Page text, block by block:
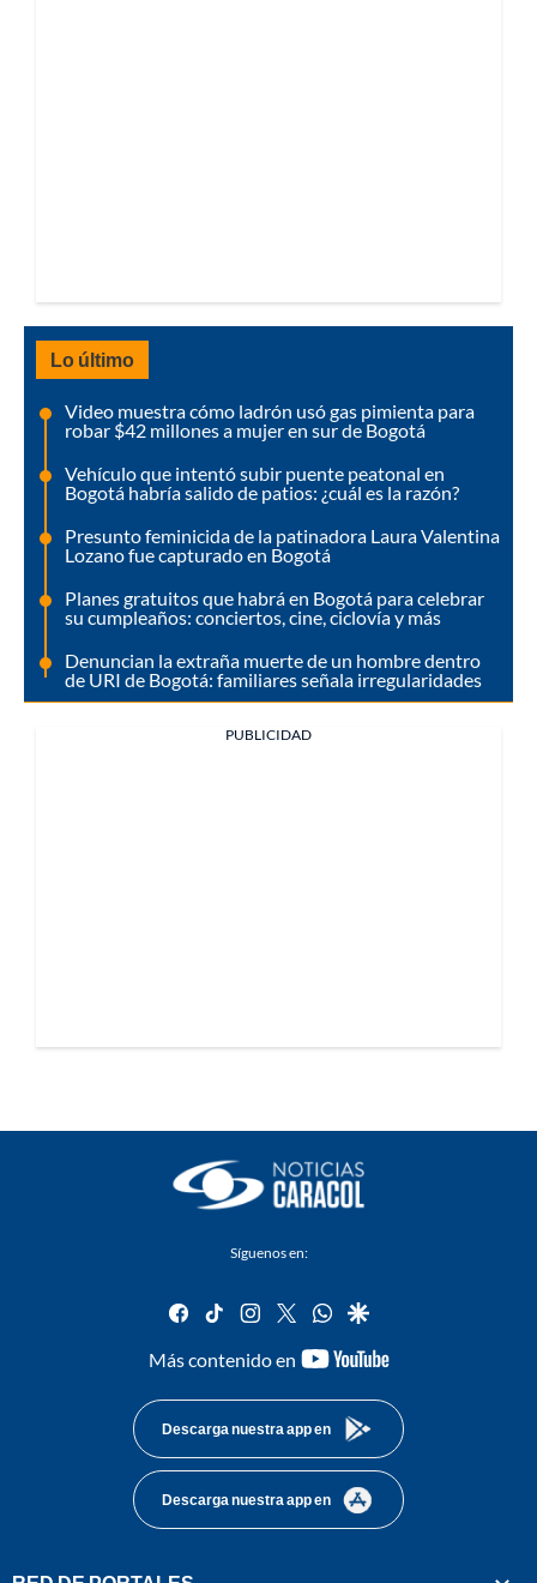
Lo último
Video muestra cómo ladrón usó gas pimienta para
robar $42 millones a mujer en sur de Bogotá
Vehículo que intentó subir puente peatonal en
Bogotá habría salido de patios: ¿cuál es la razón?
Presunto feminicida de la patinadora Laura Valentina
Lozano fue capturado en Bogotá
Planes gratuitos que habrá en Bogotá para celebrar
su cumpleaños: conciertos, cine, ciclovía y más
Denuncian la extraña muerte de un hombre dentro
de URI de Bogotá: familiares señala irregularidades
PUBLICIDAD
Síguenos en:
facebook
tiktok instagram
twitterwhatsapp
google
Más contenido en
youtube-
Descarga nuestra app en
Descarga nuestra app en